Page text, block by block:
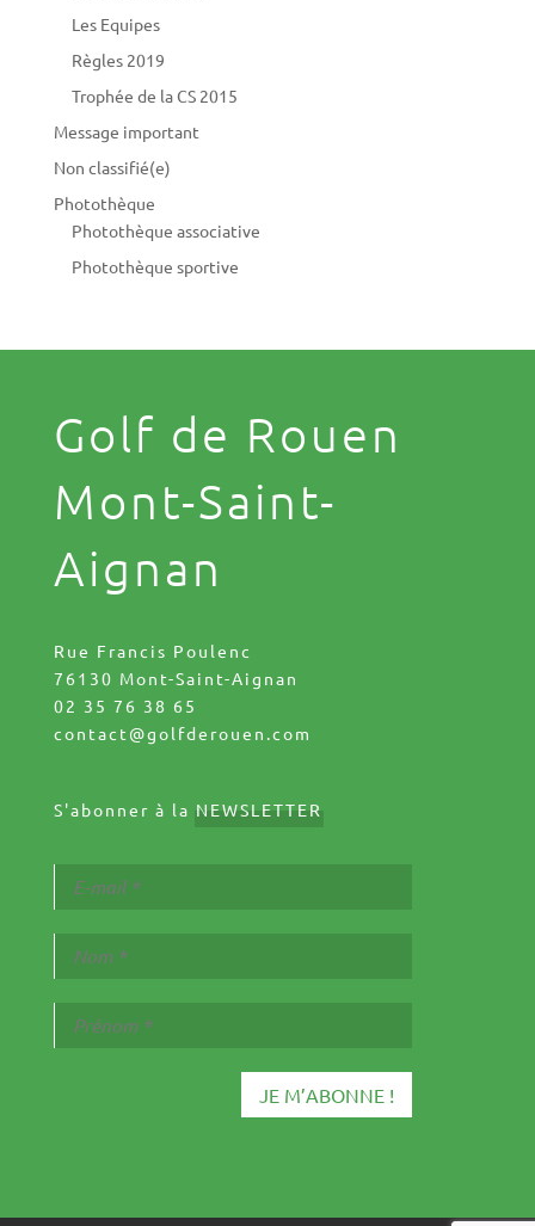
Les Equipes
Règles 2019
Trophée de la CS 2015
Message important
Non classifié(e)
Photothèque
Photothèque associative
Photothèque sportive
Golf de Rouen
Mont-Saint-
Aignan
Rue Francis Poulenc
76130 Mont-Saint-Aignan
02 35 76 38 65
contact@golfderouen.com
S'abonner à la NEWSLETTER